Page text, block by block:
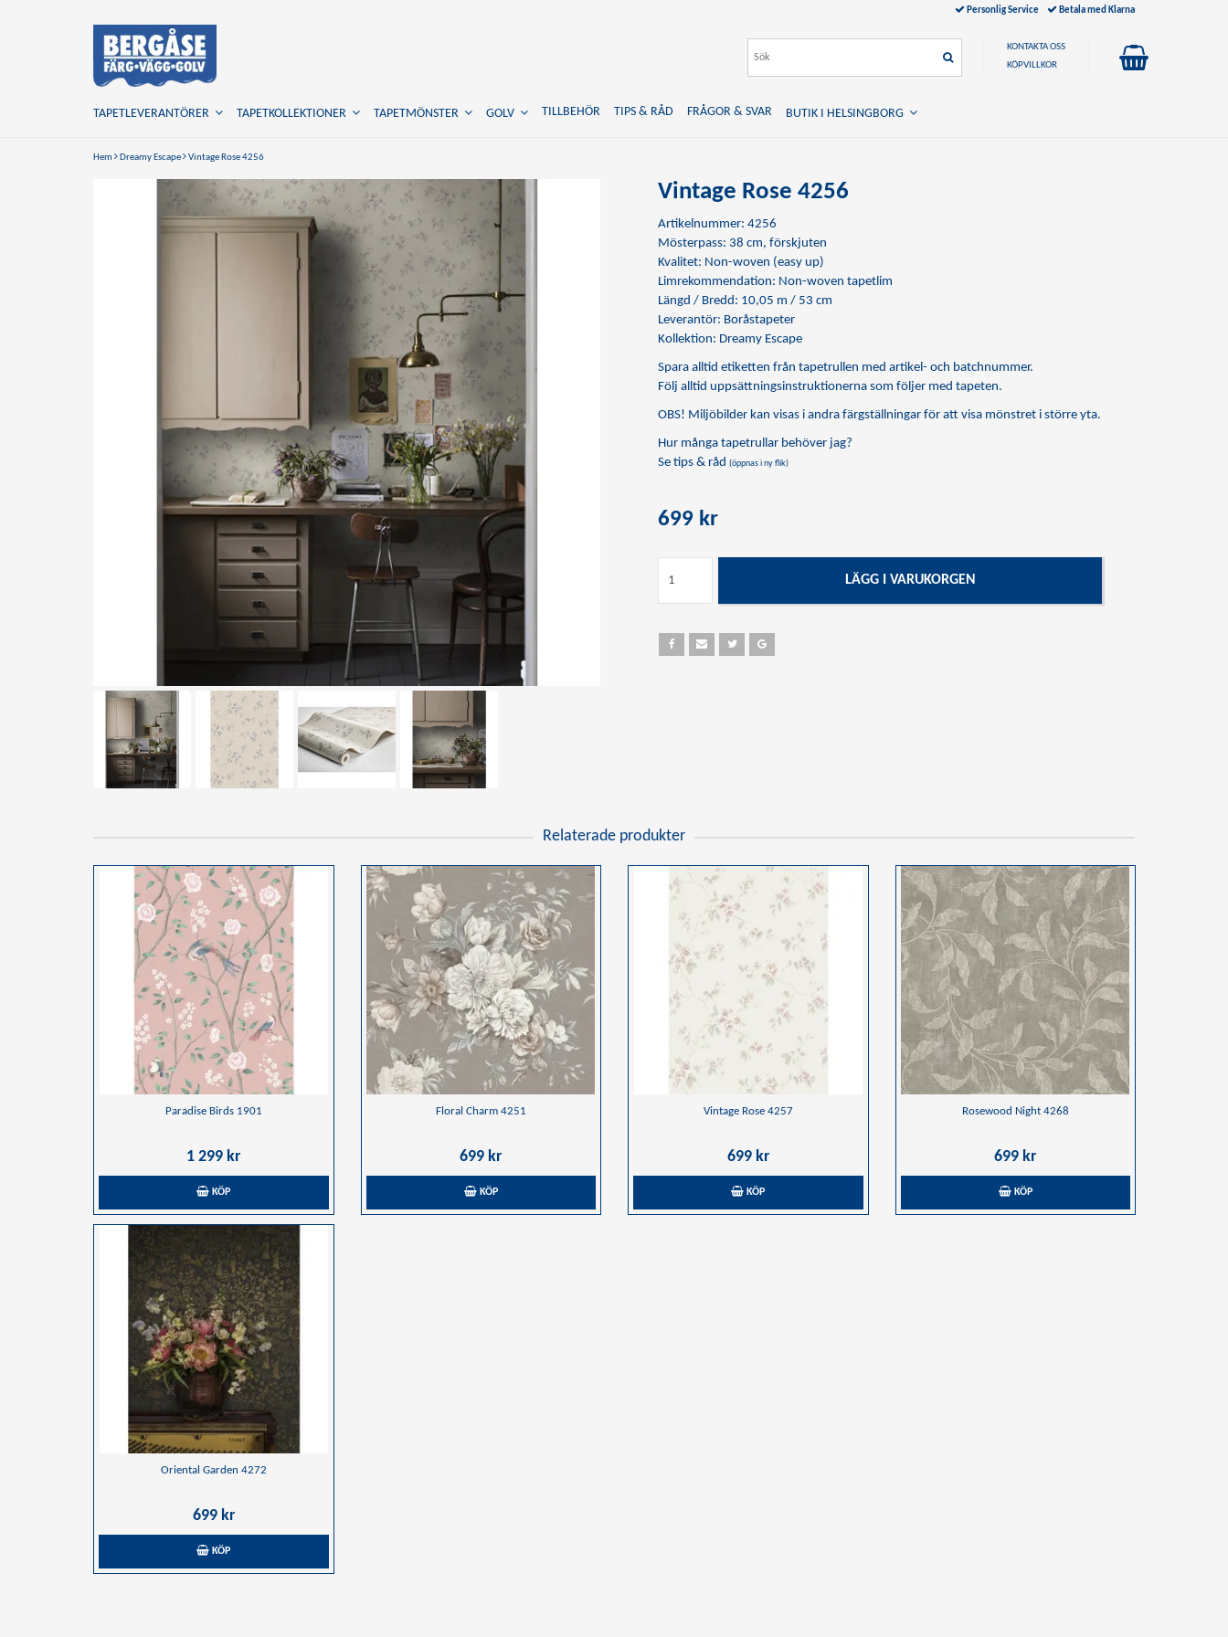
Hem Dreamy Escape Vintage Rose 4256
Vintage Rose 4256
Artikelnummer: 4256
Mösterpass: 38 cm, förskjuten
Kvalitet: Non-woven (easy up)
Limrekommendation: Non-woven tapetlim
Längd / Bredd: 10,05 m / 53 cm
Leverantör: Boråstapeter
Kollektion: Dreamy Escape
Spara alltid etiketten från tapetrullen med artikel- och batchnummer.
Följ alltid uppsättningsinstruktionerna som följer med tapeten.
OBS! Miljöbilder kan visas i andra färgställningar för att visa mönstret i större yta.
Hur många tapetrullar behöver jag?
Se tips & råd (öppnas i ny flik)
699 kr
LÄGG I VARUKORGEN
Relaterade produkter
Paradise Birds 1901
1 299 kr
KÖP
Floral Charm 4251
699 kr
KÖP
Vintage Rose 4257
699 kr
KÖP
Rosewood Night 4268
699 kr
KÖP
Oriental Garden 4272
699 kr
KÖP
Personlig Service Betala med Klarna
KONTAKTA OSS
KÖPVILLKOR
TAPETLEVERANTÖRER TAPETKOLLEKTIONER TAPETMÖNSTER GOLV TILLBEHÖR TIPS & RÅD FRÅGOR & SVAR BUTIK I HELSINGBORG